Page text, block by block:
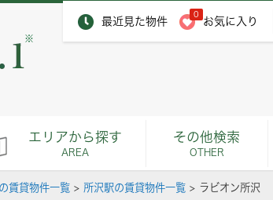
最近見た物件
0
お気に入り
※
エリアから探す
AREA
その他検索
OTHER
賃貸物件一覧 > 所沢駅の賃貸物件一覧 > ラビオン所沢